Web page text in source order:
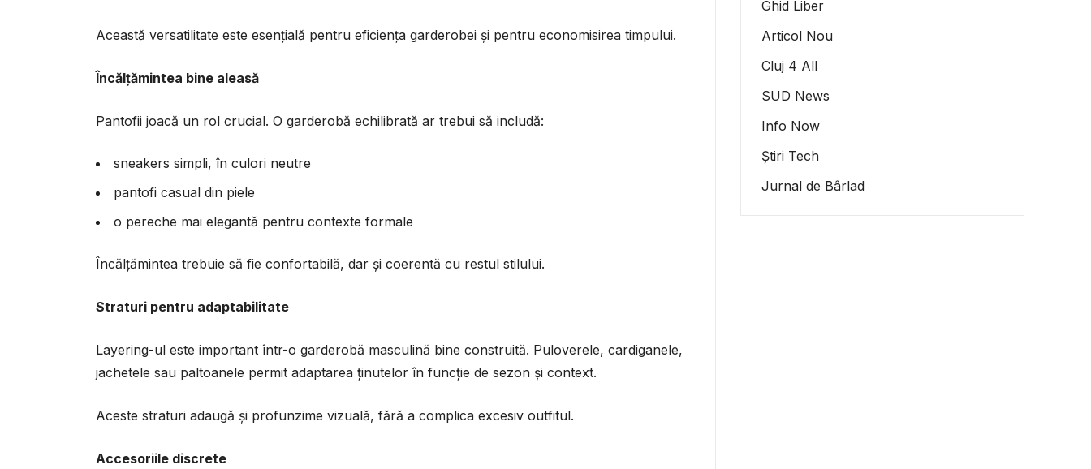
Această versatilitate este esențială pentru eficiența garderobei și pentru economisirea timpului.
Încălțămintea bine aleasă
Pantofii joacă un rol crucial. O garderobă echilibrată ar trebui să includă:
sneakers simpli, în culori neutre
pantofi casual din piele
o pereche mai elegantă pentru contexte formale
Încălțămintea trebuie să fie confortabilă, dar și coerentă cu restul stilului.
Straturi pentru adaptabilitate
Layering-ul este important într-o garderobă masculină bine construită. Puloverele, cardiganele,
jachetele sau paltoanele permit adaptarea ținutelor în funcție de sezon și context.
Aceste straturi adaugă și profunzime vizuală, fără a complica excesiv outfitul.
Accesoriile discrete
Ghid Liber
Articol Nou
Cluj 4 All
SUD News
Info Now
Știri Tech
Jurnal de Bârlad